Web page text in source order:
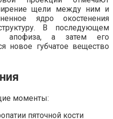
щели между ним и
ядро окостенения
В последующем
апофиза, а затем его
новое губчатое вещество
моменты: